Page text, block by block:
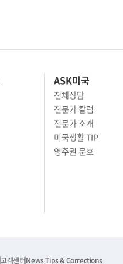
ASK미국
전체상담
전문가 칼럼
전문가 소개
미국생활 TIP
영주권 문호
고객센터News Tips & Corrections